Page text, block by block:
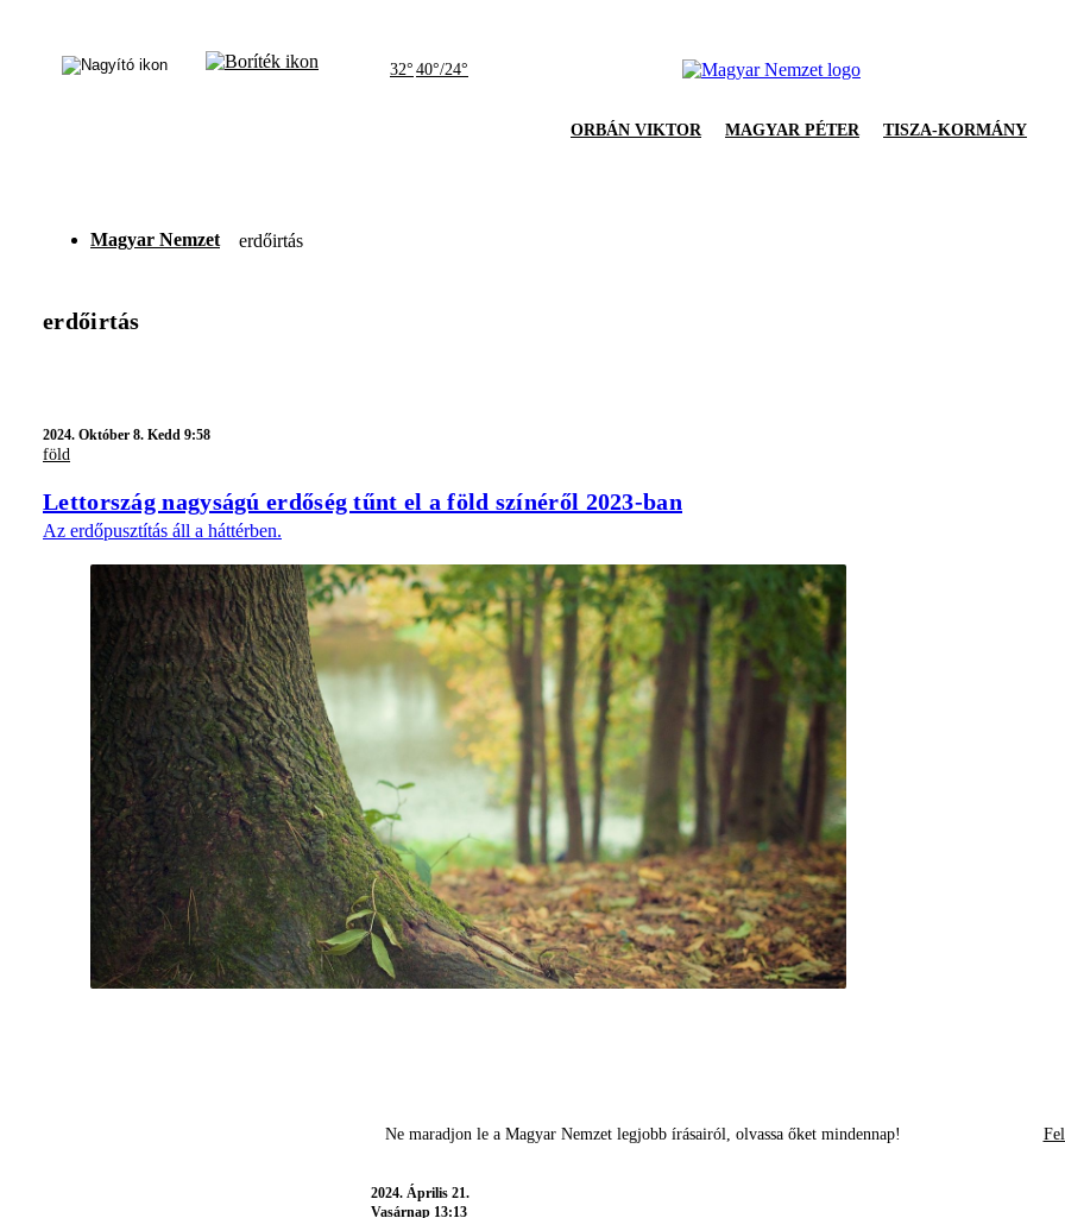
32° 40°/24°
ORBÁN VIKTOR MAGYAR PÉTER TISZA-KORMÁNY
Magyar Nemzet erdőirtás
erdőirtás
2024. Október 8. Kedd 9:58
föld
Lettország nagyságú erdőség tűnt el a föld színéről 2023-ban
Az erdőpusztítás áll a háttérben.
Ne maradjon le a Magyar Nemzet legjobb írásairól, olvassa őket mindennap!
2024. Április 21.
Vasárnap 13:13